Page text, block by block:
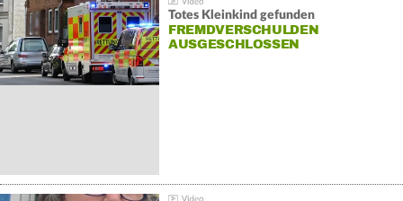
Totes Kleinkind gefunden
FREMDVERSCHULDEN
AUSGESCHLOSSEN